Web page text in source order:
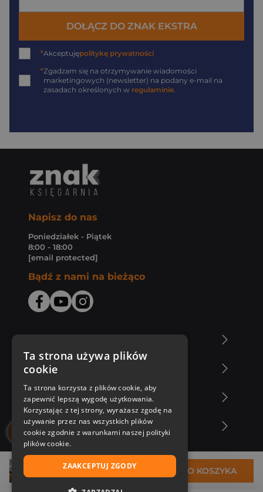
32,94 zł DO KOSZYKA
DOŁĄCZ DO ZNAK EKSTRA
*Akceptujępolitykę prywatności
*Zgadzam się na otrzymywanie wiadomości
marketingowych (newsletter) na podany e-mail na
zasadach określonych w regulaminie
Napisz do nas
Poniedziałek - Piątek
8:00 - 18:00
[email protected]
Bądź z nami na bieżąco
Zakupy u nas
Nasza oferta
Nasi autorzy
Ta strona używa plików
cookie
Ta strona korzysta z plików cookie, aby
zapewnić lepszą wygodę użytkowania.
Korzystając z tej strony, wyrażasz zgodę na
używanie przez nas wszystkich plików
cookie zgodnie z warunkami naszej polityki
plików cookie.
ZAAKCEPTUJ ZGODY